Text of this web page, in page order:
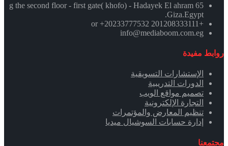
65 g the second floor - first gate( khofo) - Hadayek El ahram
.Giza.Egypt
+201208333111 or +20233777532
info@mediaboom.com.eg
روابط مفيدة
الإستشارات التسويقية
الدورات التدريبية
تصميم مواقع الويب
التجارة الإلكترونية
تنظيم المعارض والمؤتمرات
إدارة حسابات السوشيال ميديا
مجتمعنا